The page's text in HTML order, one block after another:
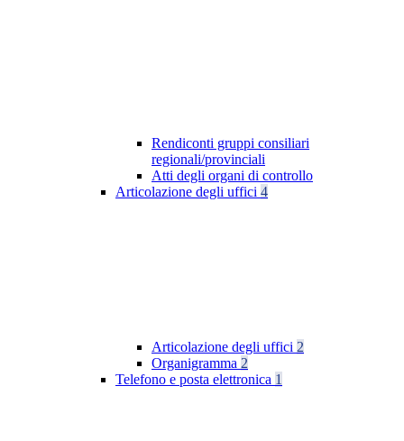
Rendiconti gruppi consiliari
regionali/provinciali
Atti degli organi di controllo
Articolazione degli uffici 4
Articolazione degli uffici 2
Organigramma 2
Telefono e posta elettronica 1